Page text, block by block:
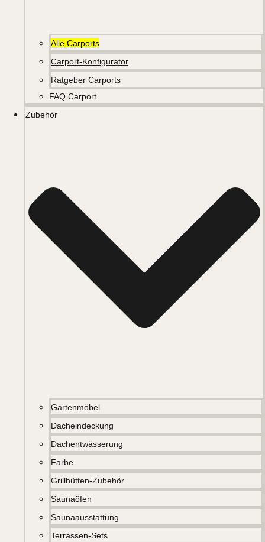
Alle Carports
Carport-Konfigurator
Ratgeber Carports
FAQ Carport
Zubehör
Gartenmöbel
Dacheindeckung
Dachentwässerung
Farbe
Grillhütten-Zubehör
Saunaöfen
Saunaausstattung
Terrassen-Sets